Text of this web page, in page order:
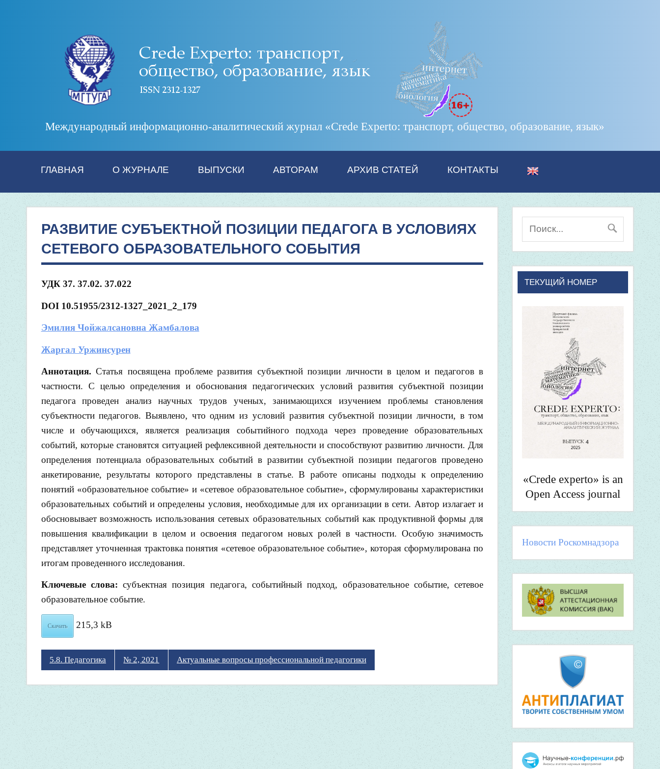
Международный информационно-аналитический журнал «Crede Experto: транспорт, общество, образование, язык»
ГЛАВНАЯ О ЖУРНАЛЕ ВЫПУСКИ АВТОРАМ АРХИВ СТАТЕЙ КОНТАКТЫ
РАЗВИТИЕ СУБЪЕКТНОЙ ПОЗИЦИИ ПЕДАГОГА В УСЛОВИЯХ
СЕТЕВОГО ОБРАЗОВАТЕЛЬНОГО СОБЫТИЯ
УДК 37. 37.02. 37.022
DOI10.51955/2312-1327_2021_2_179
Эмилия Чойжалсановна Жамбалова
Жаргал Уржинсурен
Аннотация.Статья посвящена проблеме развития субъектной позиции личности в целом и педагогов в
частности. С целью определения и обоснования педагогических условий развития субъектной позиции
педагога проведен анализ научных трудов ученых, занимающихся изучением проблемы становления
субъектности педагогов. Выявлено, что одним из условий развития субъектной позиции личности, в том
числе и обучающихся, является реализация событийного подхода через проведение образовательных
событий, которые становятся ситуацией рефлексивной деятельности и способствуют развитию личности. Для
определения потенциала образовательных событий в развитии субъектной позиции педагогов проведено
анкетирование, результаты которого представлены в статье. В работе описаны подходы к определению
понятий «образовательное событие» и «сетевое образовательное событие», сформулированы характеристики
образовательных событий и определены условия, необходимые для их организации в сети. Автор излагает и
обосновывает возможность использования сетевых образовательных событий как продуктивной формы для
повышения квалификации в целом и освоения педагогом новых ролей в частности. Особую значимость
представляет уточненная трактовка понятия «сетевое образовательное событие», которая сформулирована по
итогам проведенного исследования.
Ключевые слова: субъектная позиция педагога, событийный подход, образовательное событие, сетевое
образовательное событие.
Скачать 215,3 kB
5.8. Педагогика № 2, 2021 Актуальные вопросы профессиональной педагогики
ТЕКУЩИЙ НОМЕР
«Crede experto» is an
Open Access journal
Новости Роскомнадзора